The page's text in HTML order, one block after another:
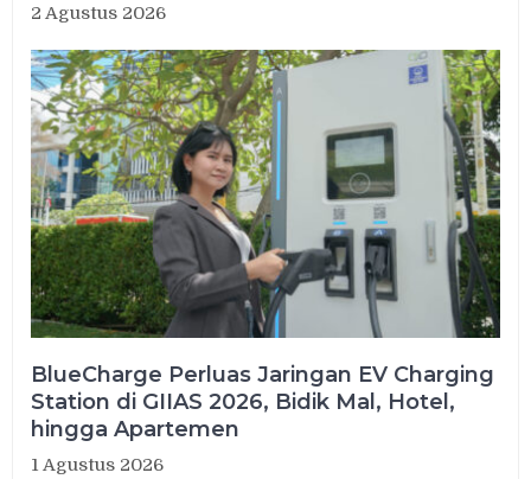
2 Agustus 2026
BlueCharge Perluas Jaringan EV Charging
Station di GIIAS 2026, Bidik Mal, Hotel,
hingga Apartemen
1 Agustus 2026